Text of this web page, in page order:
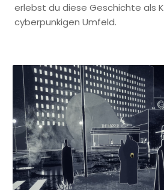
erlebst du diese Geschichte als
cyberpunkigen Umfeld.